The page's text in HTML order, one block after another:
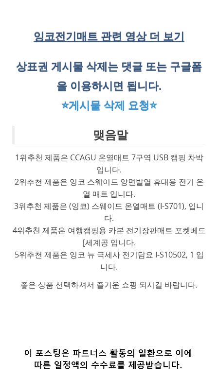
잉코전기매트 관련 영상 더 보기
상표권 게시물 삭제는 댓글 또는 구글폼
을 이용하시면 됩니다.
⭐게시물 삭제 요청⭐
맺음말
1위추천 제품은 CCAGU 온열매트 7구역 USB 캠핑 차박
입니다.
2위추천 제품은 잉코 스웨이드 양면발열 휴대용 전기 온
열 매트 입니다.
3위추천 제품은 (잉코) 스웨이드 온열매트 (I-S701), 입니
다.
4위추천 제품은 여행캠핑용 카본 전기장판매트 포켓베드
[세계공 입니다.
5위추천 제품은 잉코 뉴 극세사 전기담요 I-S10502, 1 입
니다.
좋은 상품 선택하셔서 즐거운 쇼핑 되시길 바랍니다.